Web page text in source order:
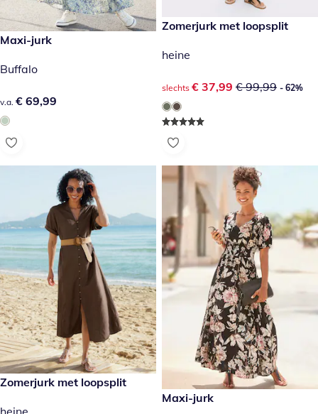
€ 69,99
Maxi-jurk
Buffalo
€ 69,99
v.a. € 69,99
kortingsprijs: € 37,99, vorige
- 62%
Zomerjurk met loopsplit
heine
kortingsprijs: € 37,99, vorige
slechts € 37,99 € 99,99 - 62%
kortingsprijs: € 37,99, vorige prijs: € 99,99
- 62%
Zomerjurk met loopsplit
€ 69,99
Maxi-jurk